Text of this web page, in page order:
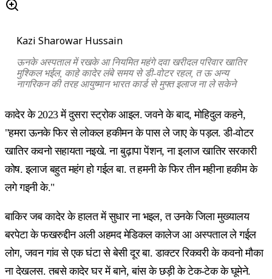
Kazi Sharowar Hussain
ऊनके अस्पताल में रखके आ नियमित महंगे दवा खरीदल परिवार खातिर
मुश्किल भईल, काहे कादेर लंबे समय से डी-वोटर रहल, त ऊ अन्य
नागरिकन की तरह आयुष्मान भारत कार्ड से मुफ्त इलाज ना ले सकेने
कादेर के 2023 में दुसरा स्ट्रोक आइल. जवने के बाद, मोहिदुल कहने,
"हमरा ऊनके फिर से लोकल हकीमन के पास ले जाए के पड़ल. डी-वोटर
खातिर कवनो सहायता नइखे. ना बुढ़ापा पेंशन, ना इलाज खातिर सरकारी
कोष. इलाज बहुत महंग हो गईल बा. त हमनी के फिर तीन महीना हकीम के
लगे गइनी के."
बाकिर जब कादेर के हालत में सुधार ना भइल, त उनके जिला मुख्यालय
बरपेटा के फखरुद्दीन अली अहमद मेडिकल कालेज आ अस्पताल ले गईल
लोग, जवन गांव से एक घंटा से बेसी दूर बा. डाक्टर रिकवरी के कवनो मौका
ना देखलस. तबसे कादेर घर में बाने, बांस के छड़ी के टेक-टेक के घूमेने.